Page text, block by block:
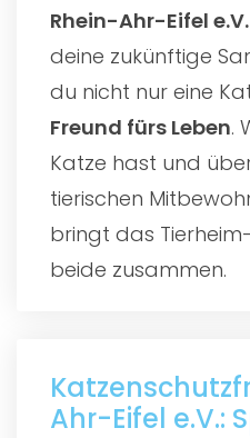
Rhein-Ahr-Eifel e.V.
deine zukünftige
du nicht nur eine
Freund fürs Leben.
Katze hast und
tierischen
bringt das
beide zusammen.
Ahr-Eifel e.V.: